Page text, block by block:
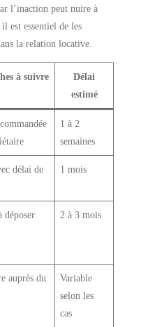
l’inaction peut nuire à
est essentiel de les
la relation locative.
à suivre
Délai
estimé
1 à 2
semaines
délai de
1 mois
déposer 2 à 3 mois
auprès du
Variable
selon les
cas